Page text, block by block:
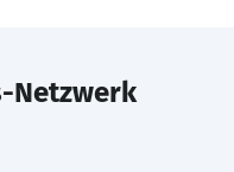
Netzwerk